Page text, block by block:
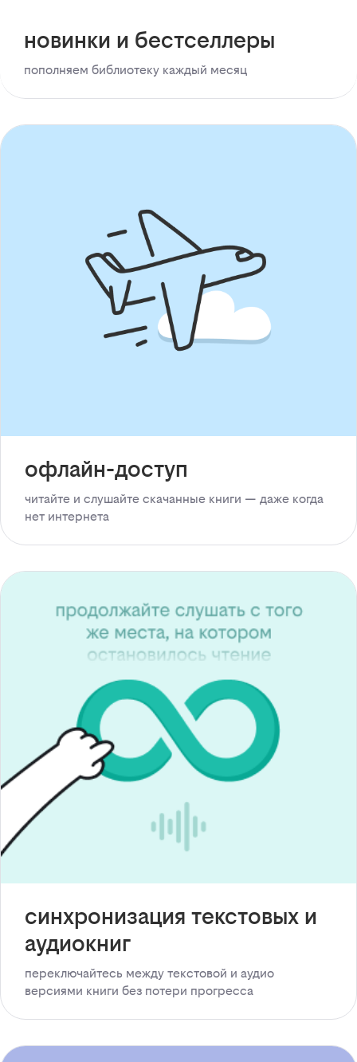
новинки и бестселлеры
пополняем библиотеку каждый месяц
офлайн-доступ
читайте и слушайте скачанные книги — даже когда
нет интернета
синхронизация текстовых и
аудиокниг
переключайтесь между текстовой и аудио
версиями книги без потери прогресса